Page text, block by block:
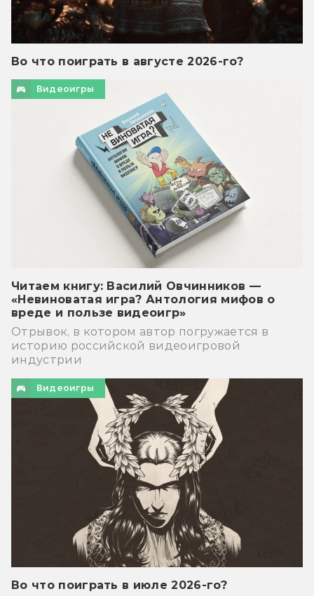
Во что поиграть в августе 2026-го?
Видеоигры
Читаем книгу: Василий Овчинников —
«Невиноватая игра? Антология мифов о
вреде и пользе видеоигр»
Отрывок, в котором автор погружается в
историю российской видеоигровой
индустрии
Видеоигры
Во что поиграть в июле 2026-го?